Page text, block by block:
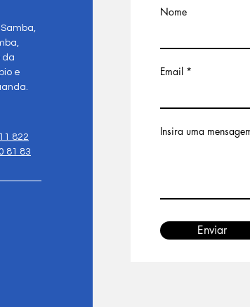
da
e
822
81 83
Nome
Email
Insira uma
Enviar